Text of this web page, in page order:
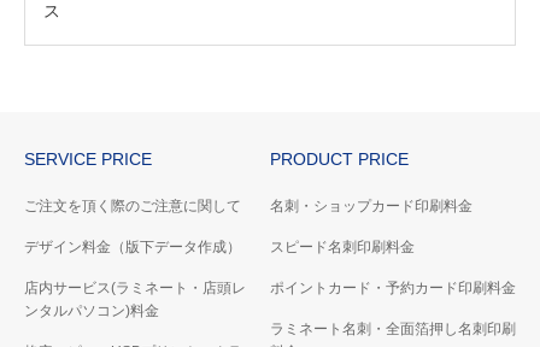
ス
SERVICE PRICE
ご注文を頂く際のご注意に関して
デザイン料金（版下データ作成）
店内サービス(ラミネート・店頭レ
ンタルパソコン)料金
PRODUCT PRICE
名刺・ショップカード印刷料金
スピード名刺印刷料金
ポイントカード・予約カード印刷料金
ラミネート名刺・全面箔押し名刺印刷